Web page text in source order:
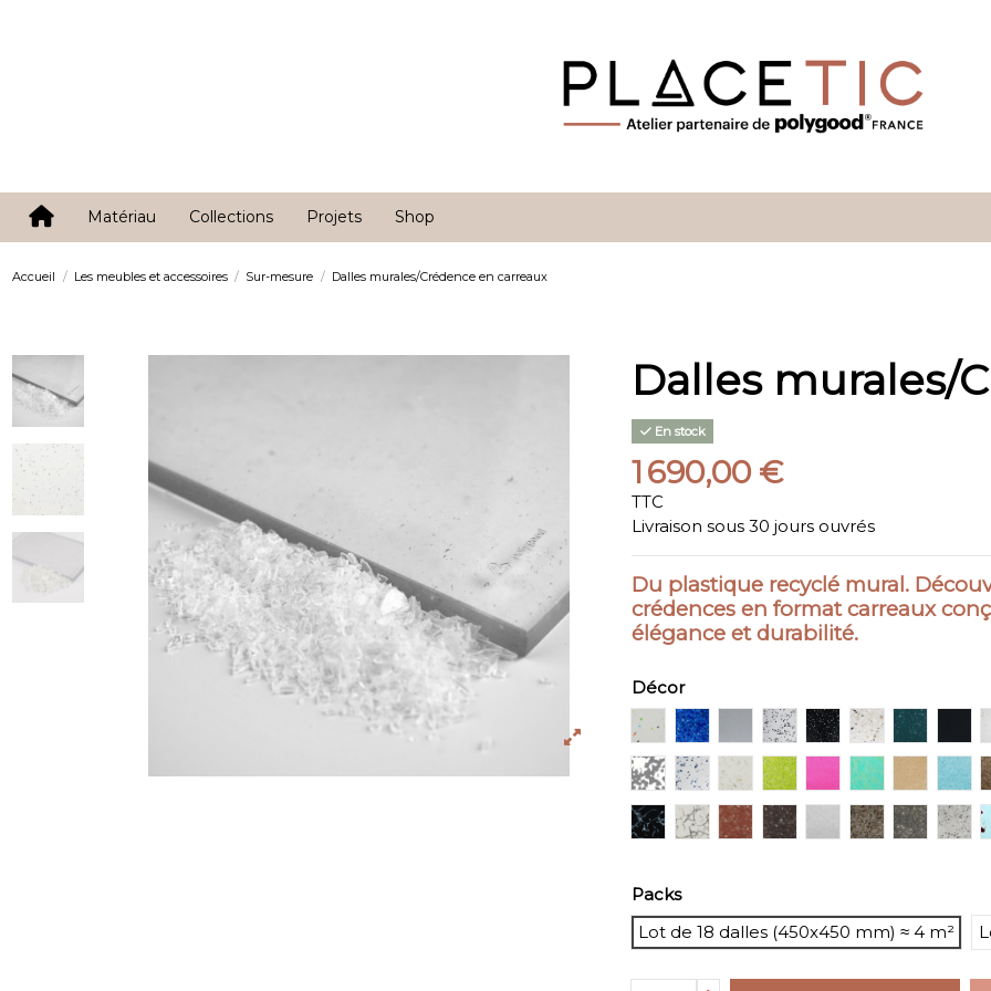
Matériau Collections Projets Shop
Accueil Les meubles et accessoires Sur-mesure Dalles murales/Crédence en carreaux
Dalles murales/
En stock
1 690,00 €
TTC
Livraison sous 30 jours ouvrés
Du plastique recyclé mural.
crédences en format carreaux
élégance et durabilité.
Décor
#PS1601 WHITE LOLLIPOP
#PS1801 SAPPHIRE TERRAZZO
#PS1102 PURE GREY
#PS1201 TIMELESS DUO
#PS1202 REVERSE
#PS1901#PS1706
PATTERN N° 3
#PS1802 TIMELESS DUO BLUE
#PS1507 VICTORIOUS
#PS1306 TRANSLUCENT
#PS1304#PS1303
#PS2401 SEA FOAM DARK
#PS2404 SEA FOAM GREY
#PS2121 TRANSLUCENT
#PS2114 ESPRESSO NOIR
#PS2603 FROST
#PS1906#PS2405
Packs
Lot de 18 dalles (450x450 mm) ≈ 4 m²